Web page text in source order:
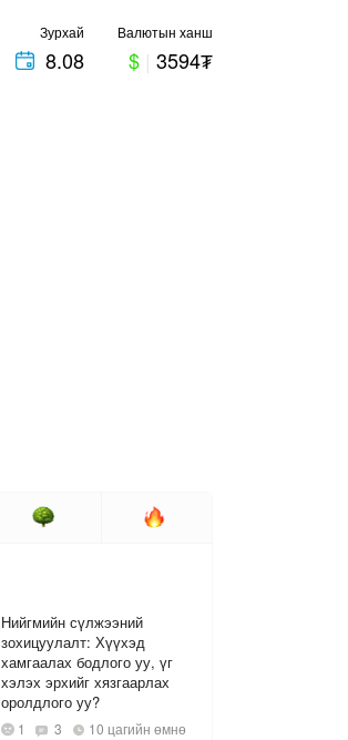
Зурхай
8.08
Валютын ханш
$ | 3594₮
Нийгмийн сүлжээний
зохицуулалт: Хүүхэд
хамгаалах бодлого уу, үг
хэлэх эрхийг хязгаарлах
оролдлого уу?
1 3 10 цагийн өмнө